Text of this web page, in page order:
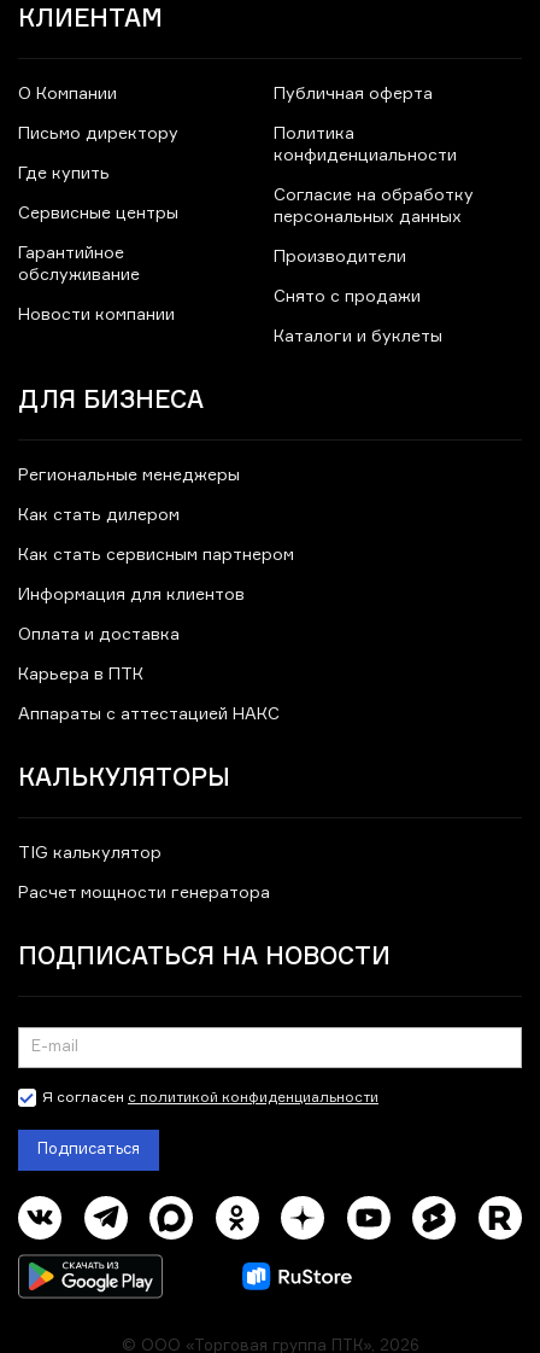
КЛИЕНТАМ
О Компании
Письмо директору
Где купить
Сервисные центры
Гарантийное
обслуживание
Новости компании
Публичная оферта
Политика
конфиденциальности
Согласие на обработку
персональных данных
Производители
Снято с продажи
Каталоги и буклеты
ДЛЯ БИЗНЕСА
Региональные менеджеры
Как стать дилером
Как стать сервисным партнером
Информация для клиентов
Оплата и доставка
Карьера в ПТК
Аппараты с аттестацией НАКС
КАЛЬКУЛЯТОРЫ
TIG калькулятор
Расчет мощности генератора
ПОДПИСАТЬСЯ НА НОВОСТИ
Я согласен с политикой конфиденциальности
Подписаться
© ООО «Торговая группа ПТК», 2026